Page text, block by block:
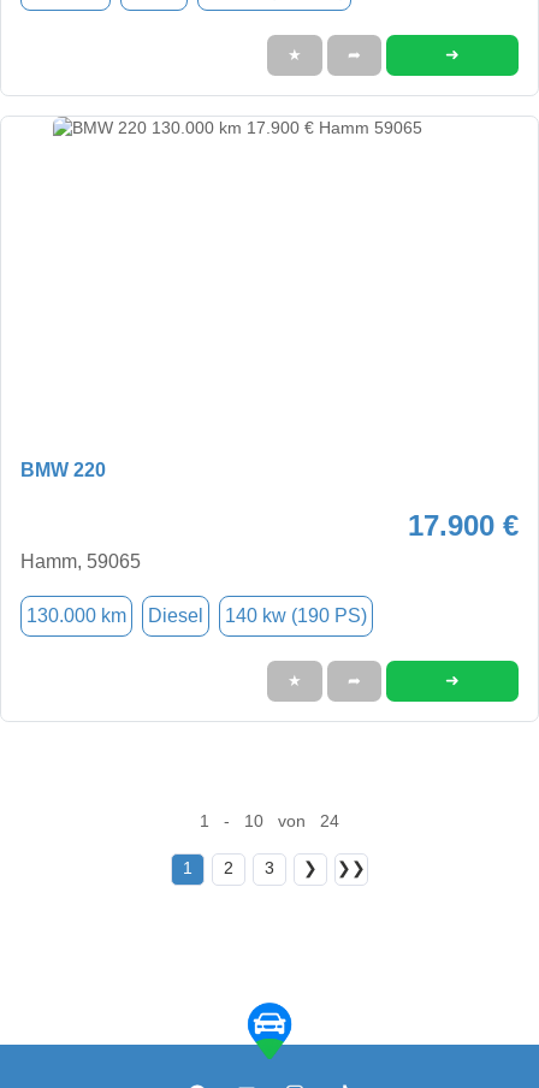
★ ➦ ➜
BMW 220
17.900 €
Hamm, 59065
130.000 km Diesel 140 kw (190 PS)
★ ➦ ➜
1 - 10 von 24
1 2 3 ❯ ❯❯